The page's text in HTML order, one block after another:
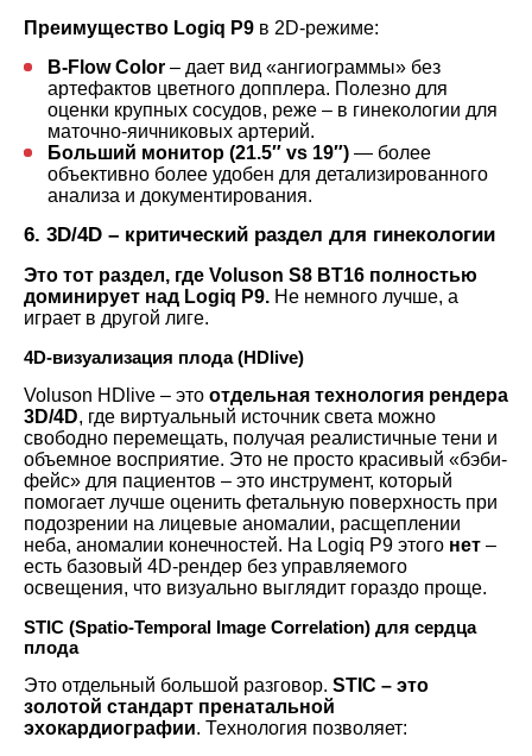
Преимущество Logiq P9 в 2D-режиме:
B-Flow Color – дает вид «ангиограммы» без
артефактов цветного допплера. Полезно для
оценки крупных сосудов, реже – в гинекологии для
маточно-яичниковых артерий.
Больший монитор (21.5″ vs 19″) — более
объективно более удобен для детализированного
анализа и документирования.
6. 3D/4D – критический раздел для гинекологии
Это тот раздел, где Voluson S8 BT16 полностью
доминирует над Logiq P9. Не немного лучше, а
играет в другой лиге.
4D-визуализация плода (HDlive)
Voluson HDlive – это отдельная технология рендера
3D/4D, где виртуальный источник света можно
свободно перемещать, получая реалистичные тени и
объемное восприятие. Это не просто красивый «бэби-
фейс» для пациентов – это инструмент, который
помогает лучше оценить фетальную поверхность при
подозрении на лицевые аномалии, расщеплении
неба, аномалии конечностей. На Logiq P9 этого нет –
есть базовый 4D-рендер без управляемого
освещения, что визуально выглядит гораздо проще.
STIC (Spatio-Temporal Image Correlation) для сердца
плода
Это отдельный большой разговор. STIC – это
золотой стандарт пренатальной
эхокардиографии. Технология позволяет: